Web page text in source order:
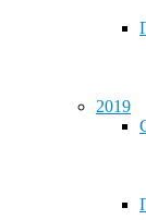
2019